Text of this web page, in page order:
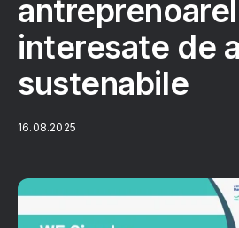
interesate de
sustenabile
16.08.2025